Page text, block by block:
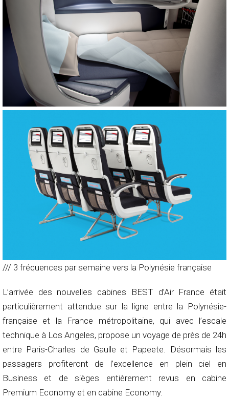
/// 3 fréquences par semaine vers la Polynésie française
L’arrivée des nouvelles cabines BEST d’Air France était
particulièrement attendue sur la ligne entre la Polynésie-
française et la France métropolitaine, qui avec l’escale
technique à Los Angeles, propose un voyage de près de 24h
entre Paris-Charles de Gaulle et Papeete. Désormais les
passagers profiteront de l’excellence en plein ciel en
Business et de sièges entièrement revus en cabine
Premium Economy et en cabine Economy.